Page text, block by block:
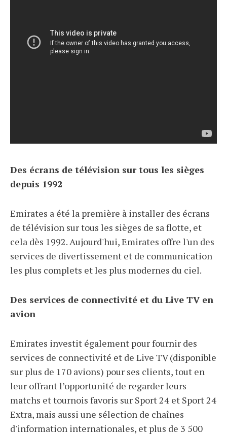
Des écrans de télévision sur tous les sièges
depuis 1992
Emirates a été la première à installer des écrans
de télévision sur tous les sièges de sa flotte, et
cela dès 1992. Aujourd'hui, Emirates offre l'un des
services de divertissement et de communication
les plus complets et les plus modernes du ciel.
Des services de connectivité et du Live TV en
avion
Emirates investit également pour fournir des
services de connectivité et de Live TV (disponible
sur plus de 170 avions) pour ses clients, tout en
leur offrant l’opportunité de regarder leurs
matchs et tournois favoris sur Sport 24 et Sport 24
Extra, mais aussi une sélection de chaînes
d'information internationales, et plus de 3 500